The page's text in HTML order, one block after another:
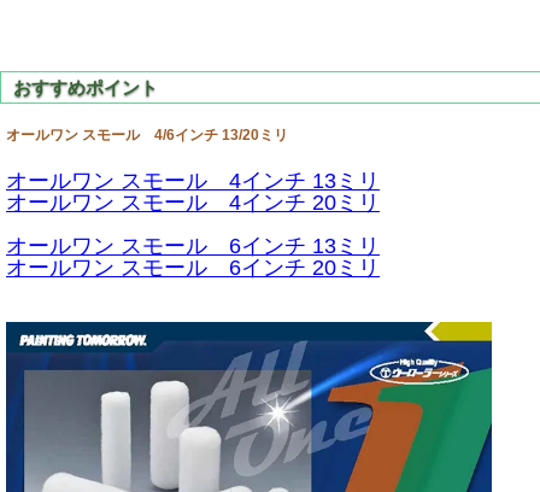
オールワン スモール 4/6インチ 13/20ミリ
オールワン スモール 4インチ 13ミリ
オールワン スモール 4インチ 20ミリ
オールワン スモール 6インチ 13ミリ
オールワン スモール 6インチ 20ミリ